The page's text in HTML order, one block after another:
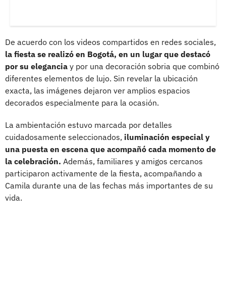
De acuerdo con los videos compartidos en redes sociales,
la fiesta se realizó en Bogotá, en un lugar que destacó
por su elegancia y por una decoración sobria que combinó
diferentes elementos de lujo. Sin revelar la ubicación
exacta, las imágenes dejaron ver amplios espacios
decorados especialmente para la ocasión.
La ambientación estuvo marcada por detalles
cuidadosamente seleccionados, iluminación especial y
una puesta en escena que acompañó cada momento de
la celebración. Además, familiares y amigos cercanos
participaron activamente de la fiesta, acompañando a
Camila durante una de las fechas más importantes de su
vida.